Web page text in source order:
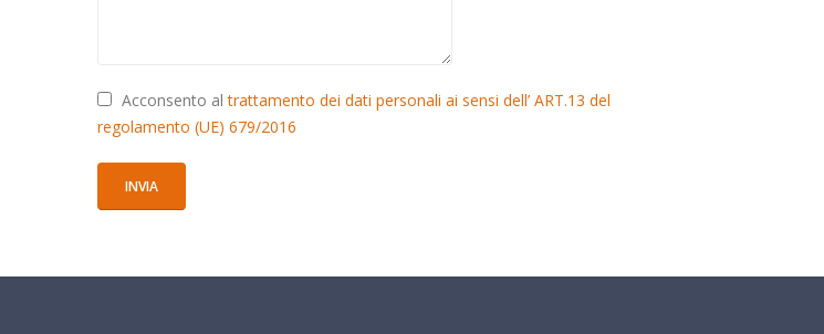
Acconsento altrattamento dei dati personali ai sensi dell’ ART.13 del
regolamento (UE) 679/2016